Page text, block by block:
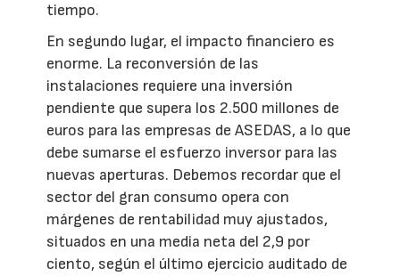
tiempo.
En segundo lugar, el impacto financiero es
enorme. La reconversión de las
instalaciones requiere una inversión
pendiente que supera los 2.500 millones de
euros para las empresas de ASEDAS, a lo que
debe sumarse el esfuerzo inversor para las
nuevas aperturas. Debemos recordar que el
sector del gran consumo opera con
márgenes de rentabilidad muy ajustados,
situados en una media neta del 2,9 por
ciento, según el último ejercicio auditado de